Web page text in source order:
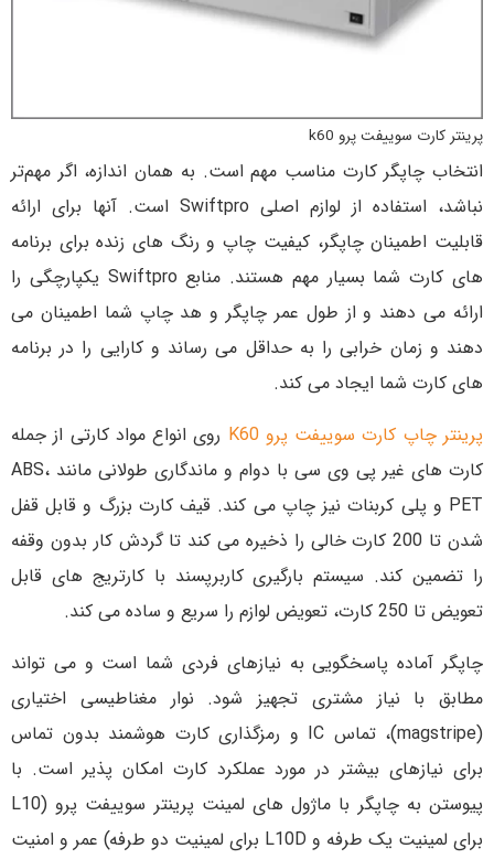
پرینتر کارت سوییفت پرو k60
انتخاب چاپگر کارت مناسب مهم است. به همان اندازه، اگر مهم‌تر
نباشد، استفاده از لوازم اصلی Swiftpro است. آنها برای ارائه
قابلیت اطمینان چاپگر، کیفیت چاپ و رنگ های زنده برای برنامه
های کارت شما بسیار مهم هستند. منابع Swiftpro یکپارچگی را
ارائه می دهند و از طول عمر چاپگر و هد چاپ شما اطمینان می
دهند و زمان خرابی را به حداقل می رساند و کارایی را در برنامه
های کارت شما ایجاد می کند.
پرینتر چاپ کارت سوییفت پرو K60
روی انواع مواد کارتی از جمله
کارت های غیر پی وی سی با دوام و ماندگاری طولانی مانند ABS،
PET و پلی کربنات نیز چاپ می کند. قیف کارت بزرگ و قابل قفل
شدن تا 200 کارت خالی را ذخیره می کند تا گردش کار بدون وقفه
را تضمین کند. سیستم بارگیری کاربرپسند با کارتریج های قابل
تعویض تا 250 کارت، تعویض لوازم را سریع و ساده می کند.
چاپگر آماده پاسخگویی به نیازهای فردی شما است و می تواند
مطابق با نیاز مشتری تجهیز شود. نوار مغناطیسی اختیاری
(magstripe)، تماس IC و رمزگذاری کارت هوشمند بدون تماس
برای نیازهای بیشتر در مورد عملکرد کارت امکان پذیر است. با
پیوستن به چاپگر با ماژول های لمینت پرینتر سوییفت پرو (L10
برای لمینیت یک طرفه و L10D برای لمینیت دو طرفه) عمر و امنیت